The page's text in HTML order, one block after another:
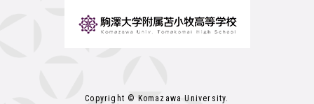
Copyright © Komazawa University.